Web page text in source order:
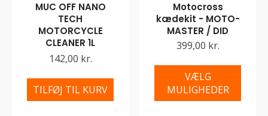
MUC OFF NANO
TECH
MOTORCYCLE
CLEANER 1L
142,00 kr.
TILFØJ TIL KURV
Motocross
kædekit - MOTO-
MASTER / DID
399,00 kr.
VÆLG
MULIGHEDER